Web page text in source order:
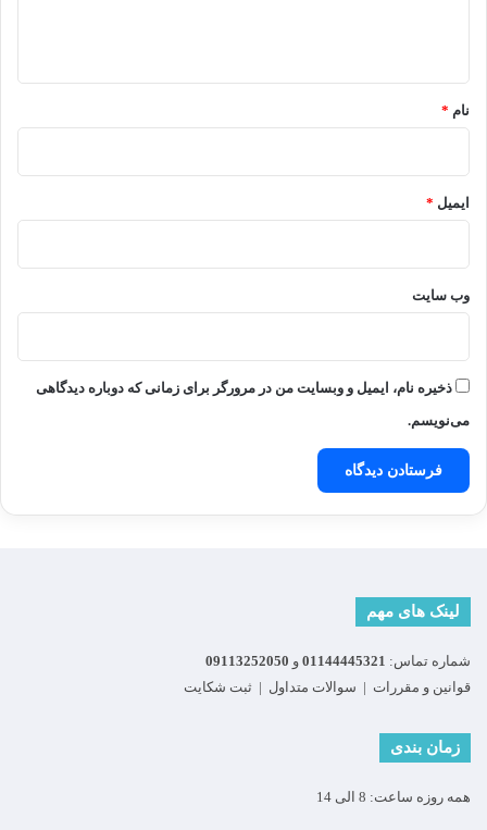
نام *
ایمیل *
وب‌ سایت
ذخیره نام، ایمیل و وبسایت من در مرورگر برای زمانی که دوباره دیدگاهی
می‌نویسم.
لینک های مهم
شماره تماس: 01144445321 و 09113252050
قوانین و مقررات | سوالات متداول | ثبت شکایت
زمان بندی
همه روزه ساعت: 8 الی 14